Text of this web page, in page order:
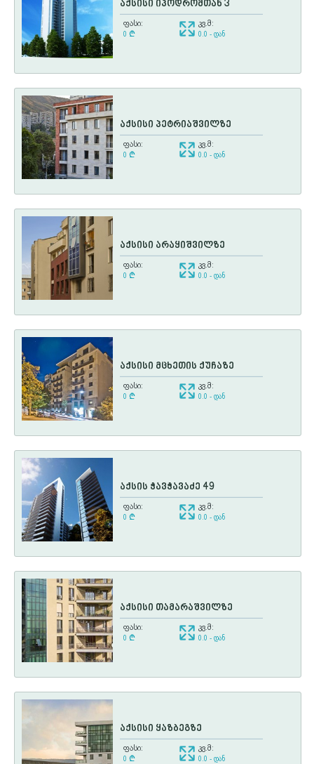
აქსისი იპოდრომთან 3
ფასი:
0 ¢
კვ.მ:
0.0 - დან
აქსისი პეტრიაშვილზე
ფასი:
0 ¢
კვ.მ:
0.0 - დან
აქსისი არაყიშვილზე
ფასი:
0 ¢
კვ.მ:
0.0 - დან
აქსისი მცხეთის ქუჩაზე
ფასი:
0 ¢
კვ.მ:
0.0 - დან
აქსის ჭავჭავაძე 49
ფასი:
0 ¢
კვ.მ:
0.0 - დან
აქსისი თამარაშვილზე
ფასი:
0 ¢
კვ.მ:
0.0 - დან
აქსისი ყაზბეგზე
ფასი:
0 ¢
კვ.მ:
0.0 - დან